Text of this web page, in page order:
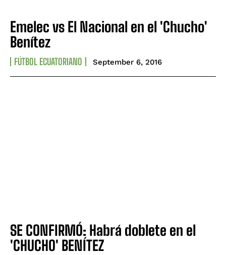
Emelec vs El Nacional en el 'Chucho'
Benítez
FÚTBOL ECUATORIANO September 6, 2016
SE CONFIRMÓ: Habrá doblete en el
'CHUCHO' BENÍTEZ